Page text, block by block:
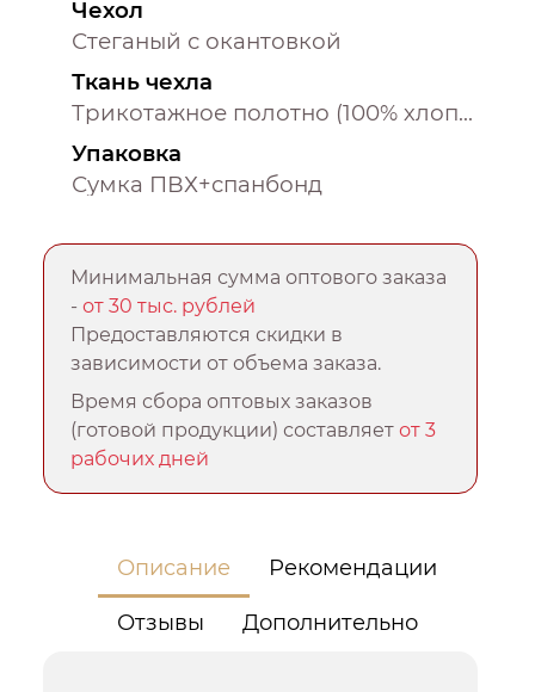
Чехол
Стеганый с окантовкой
Ткань чехла
Трикотажное полотно (100% хлопок)
Упаковка
Сумка ПВХ+спанбонд
Минимальная сумма оптового заказа
-от 30 тыс. рублей
Предоставляются скидки в
зависимости от объема заказа.
Время сбора оптовых заказов
(готовой продукции) составляетот 3
рабочих дней
Описание Рекомендации
Отзывы Дополнительно